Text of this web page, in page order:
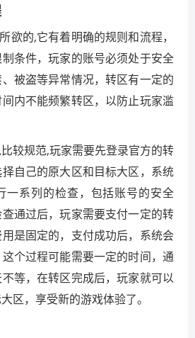
欲的,它有着明确的规则和流程，
条件，玩家的账号必须处于安全
被盗等异常情况，转区有一定的
内不能频繁转区，以防止玩家滥
较规范,玩家需要先登录官方的转
自己的原大区和目标大区，系统
一系列的检查，包括账号的安全
通过后，玩家需要支付一定的转
是固定的，支付成功后，系统会
个过程可能需要一定的时间，通
等，在转区完成后，玩家就可以
区，享受新的游戏体验了。